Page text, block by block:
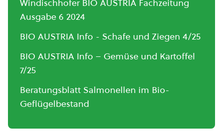
Windischhofer BIO AUSTRIA Fachzeitung
Ausgabe 6 2024
BIO AUSTRIA Info - Schafe und Ziegen 4/25
BIO AUSTRIA Info – Gemüse und Kartoffel
7/25
Beratungsblatt Salmonellen im Bio-
Geflügelbestand